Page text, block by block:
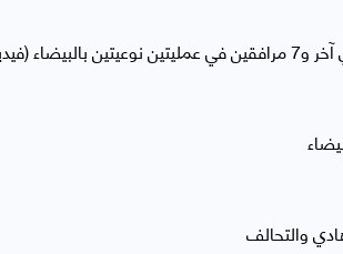
(فيديو)
والتحالف